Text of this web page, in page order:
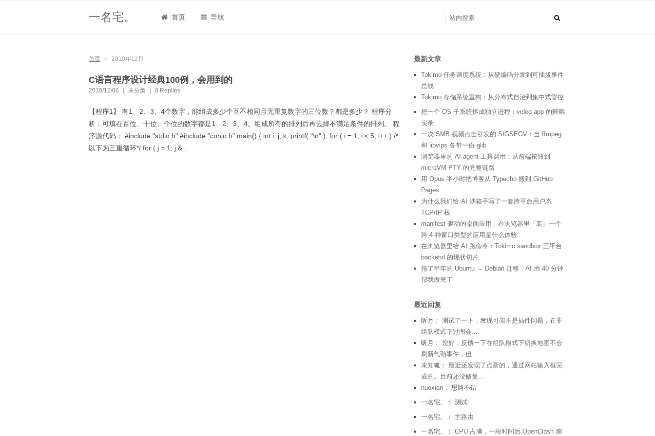
一名宅。 首页 导航
首页 > 2010年12月
C语言程序设计经典100例，会用到的
2010/12/06 未分类 0 Replies
【程序1】 有1、2、3、4个数字，能组成多少个互不相同且无重复数字的三位数？都是多少？ 程序分
析：可填在百位、十位、个位的数字都是1、2、3、4。组成所有的排列后再去掉不满足条件的排列。 程
序源代码： #include "stdio.h" #include "conio.h" main() { int i, j, k; printf( "\n" ); for ( i = 1; i < 5; i++ ) /*
以下为三重循环*/ for ( j = 1; j &...
最新文章
Tokimo 任务调度系统：从硬编码分发到可插拔事件
总线
Tokimo 存储系统重构：从分布式自治到集中式管控
把一个 OS 子系统拆成独立进程：video app 的解耦
实录
一次 SMB 视频点击引发的 SIGSEGV：当 ffmpeg
和 libvips 各带一份 glib
浏览器里的 AI agent 工具调用：从前端按钮到
microVM PTY 的完整链路
用 Opus 半小时把博客从 Typecho 搬到 GitHub
Pages
为什么我们给 AI 沙箱手写了一套跨平台用户态
TCP/IP 栈
manifest 驱动的桌面应用：在浏览器里「装」一个
跨 4 种窗口类型的应用是什么体验
在浏览器里给 AI 跑命令：Tokimo sandbox 三平台
backend 的现状切片
拖了半年的 Ubuntu → Debian 迁移，AI 用 40 分钟
帮我做完了
最近回复
昕月： 测试了一下，发现可能不是插件问题，在非
组队模式下过图会...
昕月： 您好，反馈一下在组队模式下切换地图不会
刷新气劲事件，但...
未知狐 ： 最近还发现了点新的，通过网站输入框完
成的。目前还没修复...
nuoxian： 思路不错
一名宅。
： 测试
一名宅。
： 主路由
一名宅。
： CPU 占满，一段时间后 OpenClash 崩